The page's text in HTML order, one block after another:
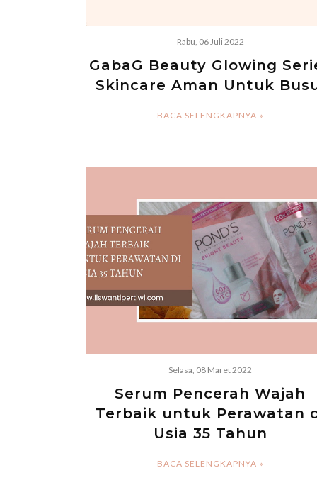
Rabu, 06 Juli 2022
GabaG Beauty Glowing
Skincare Aman Untuk
BACA SELENGKAPNYA »
Selasa, 08 Maret 2022
Serum Pencerah Wajah
Terbaik untuk Perawatan
Usia 35 Tahun
BACA SELENGKAPNYA »